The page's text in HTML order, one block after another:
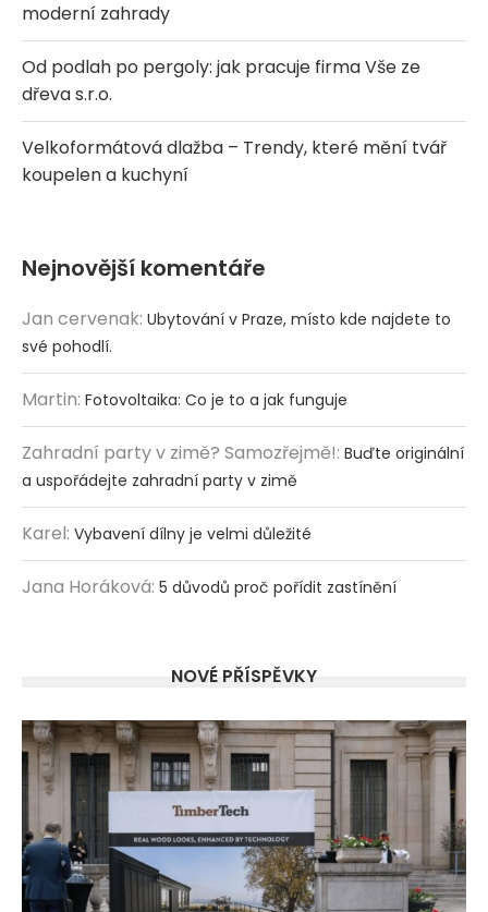
moderní zahrady
Od podlah po pergoly: jak pracuje firma Vše ze
dřeva s.r.o.
Velkoformátová dlažba – Trendy, které mění tvář
koupelen a kuchyní
Nejnovější komentáře
Jan cervenak: Ubytování v Praze, místo kde najdete to
své pohodlí.
Martin: Fotovoltaika: Co je to a jak funguje
Zahradní party v zimě? Samozřejmě!: Buďte originální
a uspořádejte zahradní party v zimě
Karel: Vybavení dílny je velmi důležité
Jana Horáková: 5 důvodů proč pořídit zastínění
NOVÉ PŘÍSPĚVKY